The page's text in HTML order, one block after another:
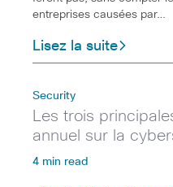
entreprises causées par…
Lisez la suite
Security
Les trois
annuel sur la
4 min read